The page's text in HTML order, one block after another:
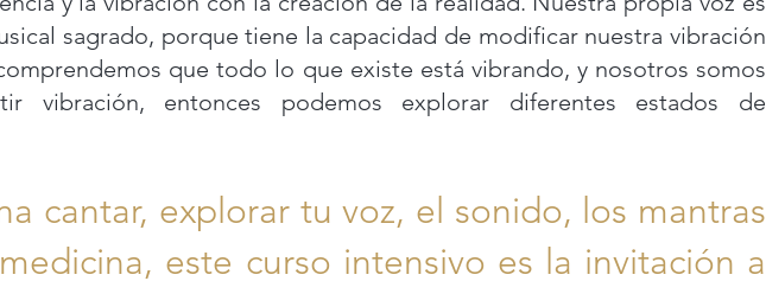
sagrado, porque tiene la capacidad de modificar nuestra vibración
que todo lo que existe está vibrando, y nosotros somos
vibración, entonces podemos explorar diferentes estados de
cantar, explorar tu voz, el sonido, los mantras
este curso intensivo es la invitación a